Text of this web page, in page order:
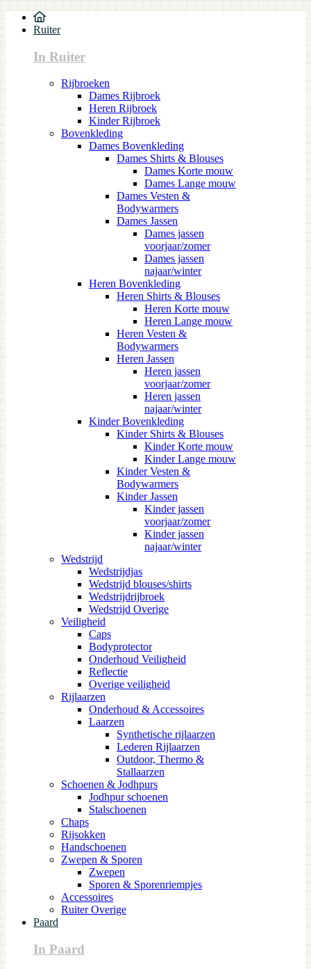
Ruiter
In Ruiter
Rijbroeken
Dames Rijbroek
Heren Rijbroek
Kinder Rijbroek
Bovenkleding
Dames Bovenkleding
Dames Shirts & Blouses
Dames Korte mouw
Dames Lange mouw
Dames Vesten &
Bodywarmers
Dames Jassen
Dames jassen
voorjaar/zomer
Dames jassen
najaar/winter
Heren Bovenkleding
Heren Shirts & Blouses
Heren Korte mouw
Heren Lange mouw
Heren Vesten &
Bodywarmers
Heren Jassen
Heren jassen
voorjaar/zomer
Heren jassen
najaar/winter
Kinder Bovenkleding
Kinder Shirts & Blouses
Kinder Korte mouw
Kinder Lange mouw
Kinder Vesten &
Bodywarmers
Kinder Jassen
Kinder jassen
voorjaar/zomer
Kinder jassen
najaar/winter
Wedstrijd
Wedstrijdjas
Wedstrijd blouses/shirts
Wedstrijdrijbroek
Wedstrijd Overige
Veiligheid
Caps
Bodyprotector
Onderhoud Veiligheid
Reflectie
Overige veiligheid
Rijlaarzen
Onderhoud & Accessoires
Laarzen
Synthetische rijlaarzen
Lederen Rijlaarzen
Outdoor, Thermo &
Stallaarzen
Schoenen & Jodhpurs
Jodhpur schoenen
Stalschoenen
Chaps
Rijsokken
Handschoenen
Zwepen & Sporen
Zwepen
Sporen & Sporenriempjes
Accessoires
Ruiter Overige
Paard
In Paard